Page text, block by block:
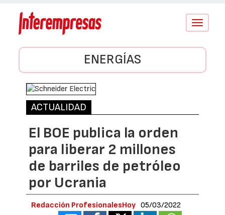
Conmutar
ENERGÍAS
ACTUALIDAD
El BOE publica la orden
para liberar 2 millones
de barriles de petróleo
por Ucrania
Redacción ProfesionalesHoy 05/03/2022